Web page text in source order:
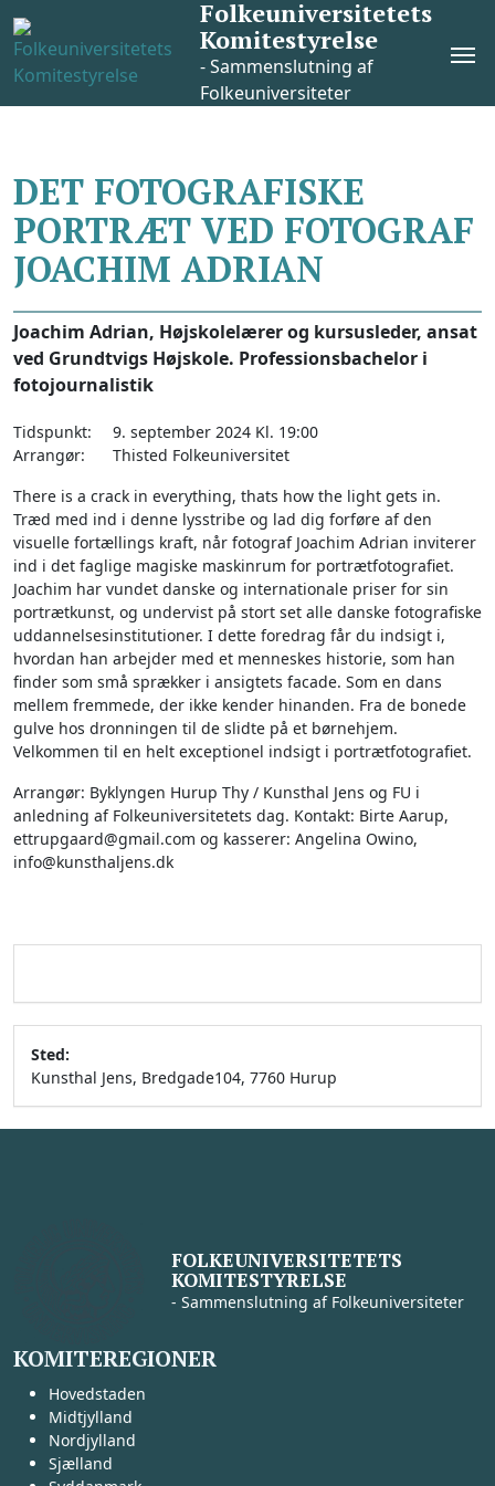
Skip
to
content
Folkeuniversitetets
Komitestyrelse
- Sammenslutning af
Folkeuniversiteter
DET FOTOGRAFISKE
PORTRÆT VED FOTOGRAF
JOACHIM ADRIAN
Joachim Adrian, Højskolelærer og kursusleder, ansat
ved Grundtvigs Højskole. Professionsbachelor i
fotojournalistik
Tidspunkt:
9. september 2024 Kl. 19:00
Arrangør:
Thisted Folkeuniversitet
There is a crack in everything, thats how the light gets in.
Træd med ind i denne lysstribe og lad dig forføre af den
visuelle fortællings kraft, når fotograf Joachim Adrian inviterer
ind i det faglige magiske maskinrum for portrætfotografiet.
Joachim har vundet danske og internationale priser for sin
portrætkunst, og undervist på stort set alle danske fotografiske
uddannelsesinstitutioner. I dette foredrag får du indsigt i,
hvordan han arbejder med et menneskes historie, som han
finder som små sprækker i ansigtets facade. Som en dans
mellem fremmede, der ikke kender hinanden. Fra de bonede
gulve hos dronningen til de slidte på et børnehjem.
Velkommen til en helt exceptionel indsigt i portrætfotografiet.
Arrangør: Byklyngen Hurup Thy / Kunsthal Jens og FU i
anledning af Folkeuniversitetets dag. Kontakt: Birte Aarup,
ettrupgaard@gmail.com og kasserer: Angelina Owino,
info@kunsthaljens.dk
Sted:
Kunsthal Jens, Bredgade104, 7760 Hurup
FOLKEUNIVERSITETETS
KOMITESTYRELSE
- Sammenslutning af Folkeuniversiteter
KOMITEREGIONER
Hovedstaden
Midtjylland
Nordjylland
Sjælland